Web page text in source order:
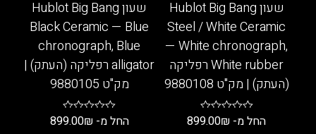
המוצר
המוצר
שעון Hublot Big Bang
Steel / White Ceramic
— White chronograph,
White rubber רפליקה
(העתק) | מק"ט 9880108
החל מ- 899.00₪
שעון Hublot Big Bang
Black Ceramic — Blue
chronograph, Blue
alligator רפליקה (העתק) |
מק"ט 9880105
החל מ- 899.00₪